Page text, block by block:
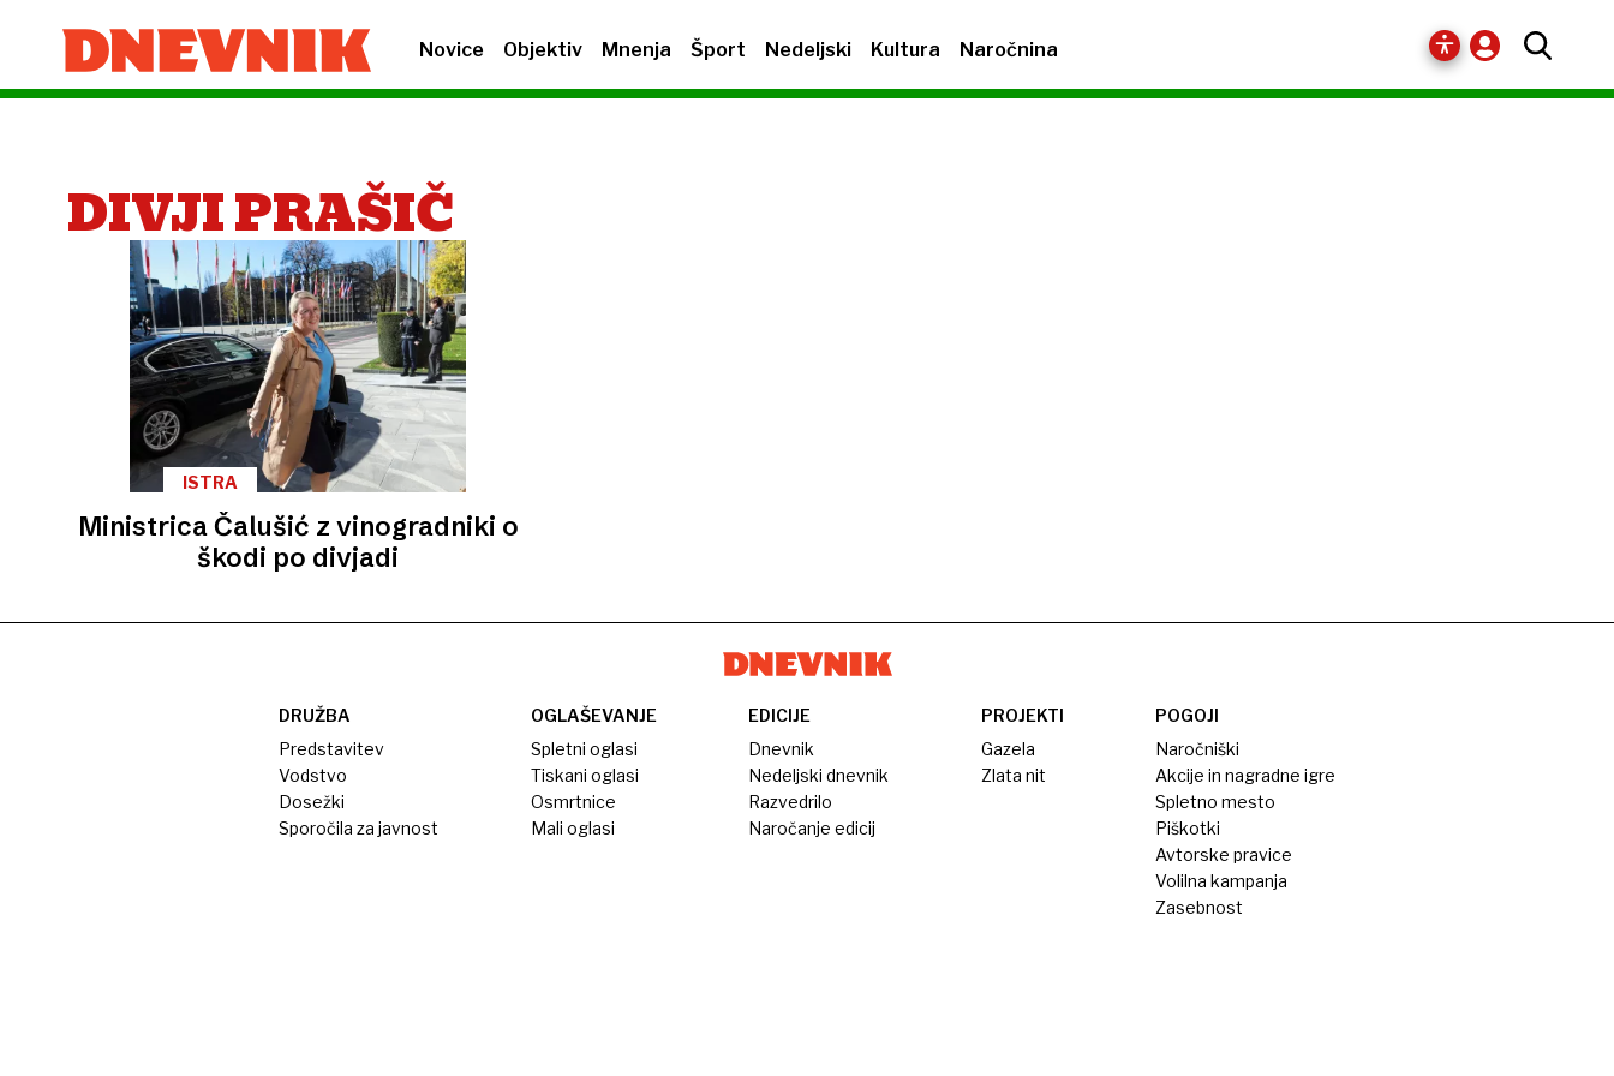
Novice Objektiv Mnenja Šport Nedeljski Kultura Naročnina
DIVJI PRAŠIČ
ISTRA
Ministrica Čalušić z vinogradniki o
škodi po divjadi
DRUŽBA
Predstavitev
Vodstvo
Dosežki
Sporočila za javnost
OGLAŠEVANJE
Spletni oglasi
Tiskani oglasi
Osmrtnice
Mali oglasi
EDICIJE
Dnevnik
Nedeljski dnevnik
Razvedrilo
Naročanje edicij
PROJEKTI
Gazela
Zlata nit
POGOJI
Naročniški
Akcije in nagradne igre
Spletno mesto
Piškotki
Avtorske pravice
Volilna kampanja
Zasebnost